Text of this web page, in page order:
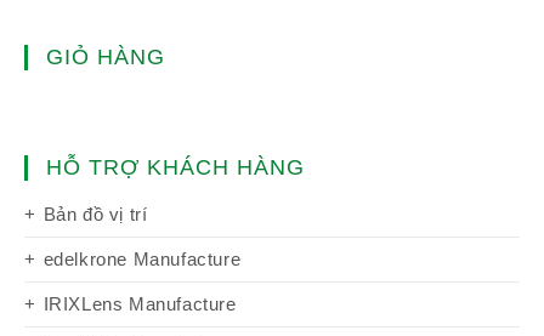
GIỎ HÀNG
HỖ TRỢ KHÁCH HÀNG
Bản đồ vị trí
edelkrone Manufacture
IRIXLens Manufacture